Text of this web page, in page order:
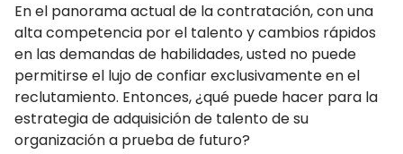
En el panorama actual de la contratación, con una
alta competencia por el talento y cambios rápidos
en las demandas de habilidades, usted no puede
permitirse el lujo de confiar exclusivamente en el
reclutamiento. Entonces, ¿qué puede hacer para la
estrategia de adquisición de talento de su
organización a prueba de futuro?